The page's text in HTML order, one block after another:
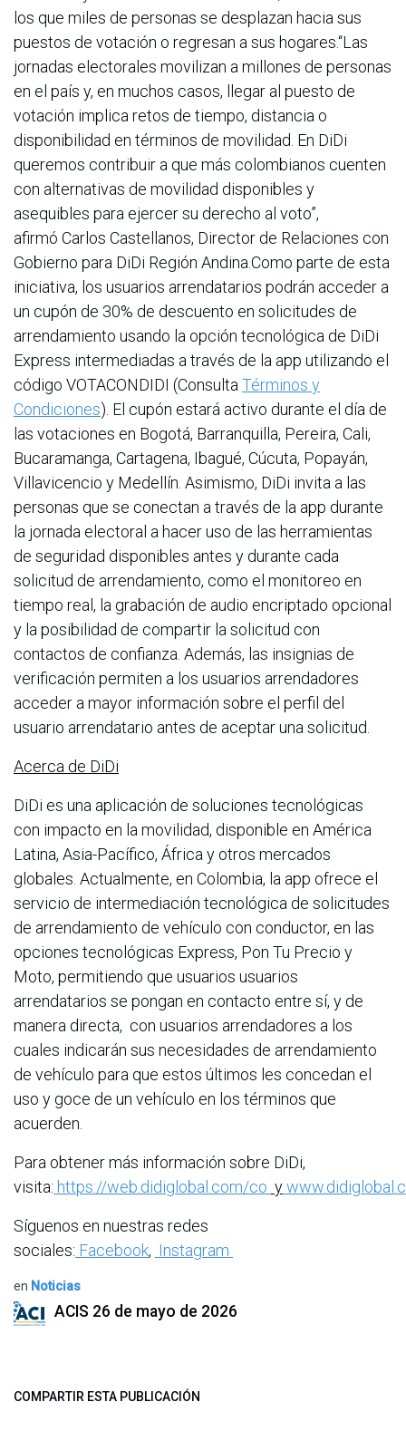
los que miles de personas se desplazan hacia sus
puestos de votación o regresan a sus hogares.“Las
jornadas electorales movilizan a millones de personas
en el país y, en muchos casos, llegar al puesto de
votación implica retos de tiempo, distancia o
disponibilidad en términos de movilidad. En DiDi
queremos contribuir a que más colombianos cuenten
con alternativas de movilidad disponibles y
asequibles para ejercer su derecho al voto”,
afirmó Carlos Castellanos, Director de Relaciones con
Gobierno para DiDi Región Andina.Como parte de esta
iniciativa, los usuarios arrendatarios podrán acceder a
un cupón de 30% de descuento en solicitudes de
arrendamiento usando la opción tecnológica de DiDi
Express intermediadas a través de la app utilizando el
código VOTACONDIDI (Consulta Términos y
Condiciones). El cupón estará activo durante el día de
las votaciones en Bogotá, Barranquilla, Pereira, Cali,
Bucaramanga, Cartagena, Ibagué, Cúcuta, Popayán,
Villavicencio y Medellín. Asimismo, DiDi invita a las
personas que se conectan a través de la app durante
la jornada electoral a hacer uso de las herramientas
de seguridad disponibles antes y durante cada
solicitud de arrendamiento, como el monitoreo en
tiempo real, la grabación de audio encriptado opcional
y la posibilidad de compartir la solicitud con
contactos de confianza. Además, las insignias de
verificación permiten a los usuarios arrendadores
acceder a mayor información sobre el perfil del
usuario arrendatario antes de aceptar una solicitud.
Acerca de DiDi
DiDi es una aplicación de soluciones tecnológicas
con impacto en la movilidad, disponible en América
Latina, Asia-Pacífico, África y otros mercados
globales. Actualmente, en Colombia, la app ofrece el
servicio de intermediación tecnológica de solicitudes
de arrendamiento de vehículo con conductor, en las
opciones tecnológicas Express, Pon Tu Precio y
Moto, permitiendo que usuarios usuarios
arrendatarios se pongan en contacto entre sí, y de
manera directa, con usuarios arrendadores a los
cuales indicarán sus necesidades de arrendamiento
de vehículo para que estos últimos les concedan el
uso y goce de un vehículo en los términos que
acuerden.
Para obtener más información sobre DiDi,
visita: https://web.didiglobal.com/co y
Síguenos en nuestras redes
sociales: Facebook, Instagram
en Noticias
ACIS 26 de mayo de 2026
COMPARTIR ESTA PUBLICACIÓN